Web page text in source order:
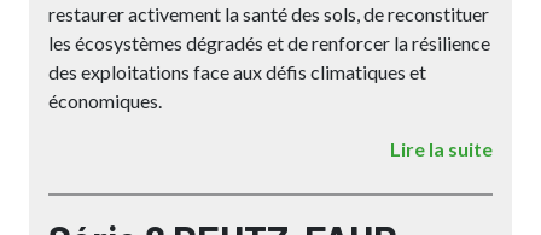
restaurer activement la santé des sols, de reconstituer
les écosystèmes dégradés et de renforcer la résilience
des exploitations face aux défis climatiques et
économiques.
Lire la suite